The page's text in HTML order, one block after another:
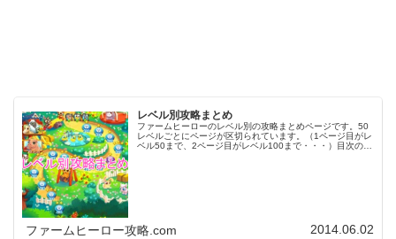
レベル別攻略まとめ
ファームヒーローのレベル別の攻略まとめページです。50
レベルごとにページが区切られています。（1ページ目がレ
ベル50まで、2ページ目がレベル100まで・・・）目次のリ
ファームヒーロー攻略.com 2014.06.02